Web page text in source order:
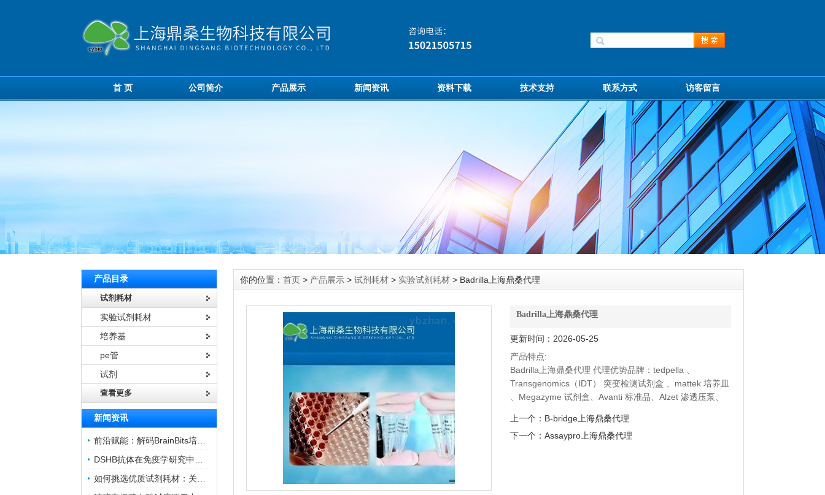
首 页 公司简介 产品展示 新闻资讯 资料下载 技术支持 联系方式 访客留言
产品目录
试剂耗材
实验试剂耗材
培养基
pe管
试剂
查看更多
新闻资讯
你的位置： 首页 > 产品展示 > 试剂耗材 > 实验试剂耗材 > Badrilla上海鼎桑代理
Badrilla上海鼎桑代理
更新时间：2026-05-25
产品特点:
Badrilla上海鼎桑代理 代理优势品牌：tedpella 、
Transgenomics（IDT） 突变检测试剂盒 、mattek 培养皿
、Megazyme 试剂盒、Avanti 标准品、Alzet 渗透压泵、
上一个： B-bridge上海鼎桑代理
下一个： Assaypro上海鼎桑代理